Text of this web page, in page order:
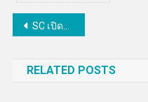
แนะแนว
SC เปิดดีล “SC is NOW” บุกเซ็นทรัล ลาดพร้าว อัดแคมเปญอยู่ฟรี 3 ปี ฟรีค่าโอน กู้บ้านง่าย วงเงินสูง
RELATED POSTS